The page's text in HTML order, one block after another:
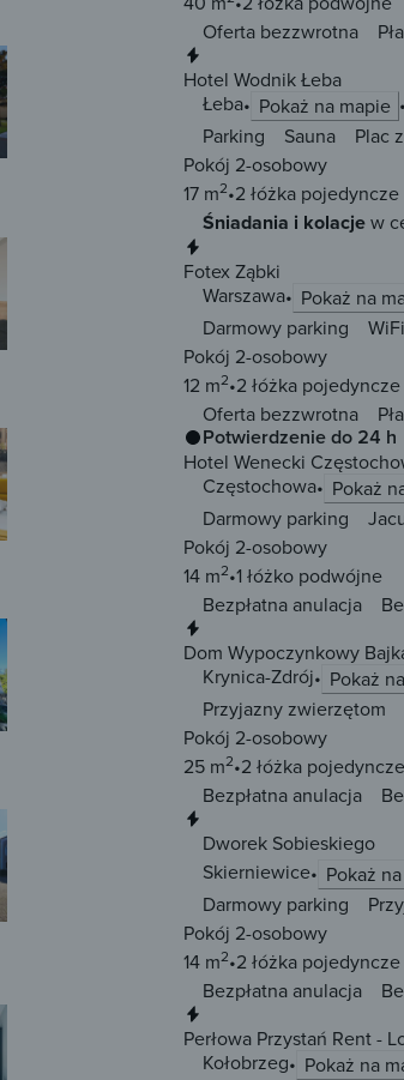
Oferta bezzwrotna
Hotel Wodnik Łeba
Łeba
Pokaż na mapie
Parking Sauna Plac
Pokój 2-osobowy
17 m2 2 łóżka pojedyncze
Śniadania i kolacjew
Fotex Ząbki
Warszawa
Pokaż na
Darmowy parking
WiFi
Pokój 2-osobowy
12 m2 2 łóżka pojedyncze
Oferta bezzwrotna
Potwierdzenie do 24 h
Hotel Wenecki
Częstochowa
Pokaż
Darmowy parking
Pokój 2-osobowy
14 m2 1 łóżko podwójne
Bezpłatna anulacja
Dom Wypoczynkowy
Krynica-Zdrój
Pokaż
Przyjazny zwierzętom
Pokój 2-osobowy
25 m2 2 łóżka pojedyncze
Bezpłatna anulacja
Dworek Sobieskiego
Skierniewice
Pokaż
Darmowy parking
Pokój 2-osobowy
14 m2 2 łóżka pojedyncze
Bezpłatna anulacja
Perłowa Przystań Rent -
Kołobrzeg
Pokaż na